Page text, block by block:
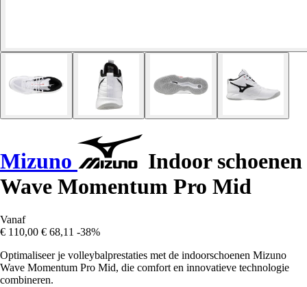
Mizuno
Indoor schoenen
Wave Momentum Pro Mid
Vanaf
€ 110,00 € 68,11 -38%
Optimaliseer je volleybalprestaties met de indoorschoenen Mizuno
Wave Momentum Pro Mid, die comfort en innovatieve technologie
combineren.